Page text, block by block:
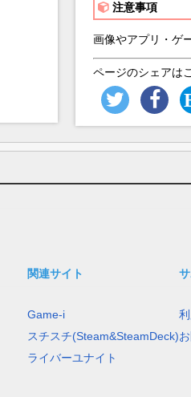
注意事項
画像やアプリ・ゲ
ページのシェアは
関連サイト
Game-i
スチスチ(Steam&SteamDeck)
ライバーユナイト